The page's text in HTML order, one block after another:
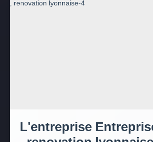
L'entreprise